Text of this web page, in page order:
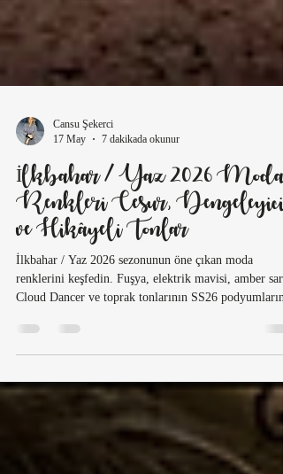
Cansu Şekerci
17 May
7 dakikada okunur
İlkbahar / Yaz 2026 Moda
Renkleri Cesur, Dengeleyici
ve Hikâyeli Tonlar
İlkbahar / Yaz 2026 sezonunun öne çıkan moda
Cloud Dancer ve toprak tonlarının SS26
nasıl yorumlandığını House Bağdat bakışıyla analiz